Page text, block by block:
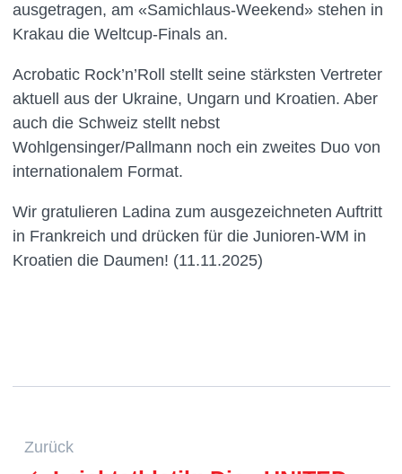
ausgetragen, am «Samichlaus-Weekend» stehen in
Krakau die Weltcup-Finals an.
Acrobatic Rock’n’Roll stellt seine stärksten Vertreter
aktuell aus der Ukraine, Ungarn und Kroatien. Aber
auch die Schweiz stellt nebst
Wohlgensinger/Pallmann noch ein zweites Duo von
internationalem Format.
Wir gratulieren Ladina zum ausgezeichneten Auftritt
in Frankreich und drücken für die Junioren-WM in
Kroatien die Daumen! (11.11.2025)
Zurück